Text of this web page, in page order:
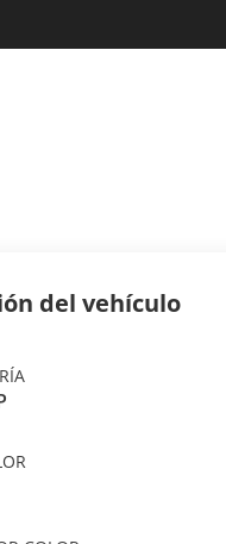
del vehículo